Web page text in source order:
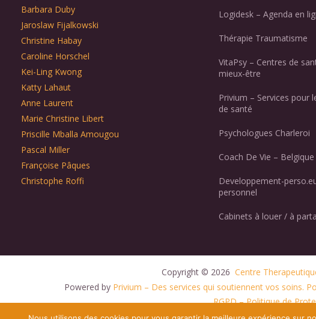
Barbara Duby
Jaroslaw Fijalkowski
Christine Habay
Caroline Horschel
Kei-Ling Kwong
Katty Lahaut
Anne Laurent
Marie Christine Libert
Priscille Mballa Amougou
Pascal Miller
Françoise Pâques
Christophe Roffi
Logidesk – Agenda en
Thérapie Traumatisme
VitaPsy – Centres de
mieux-être
Privium – Services pour
de santé
Psychologues Charleroi
Coach De Vie – Belgique
Developpement-
personnel
Cabinets à louer / à
Copyright © 2026 Centre
Powered by Privium – Des services qui soutiennent vos soins.
RGPD – Politique de